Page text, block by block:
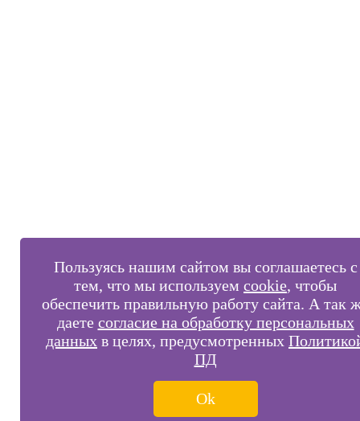
Пользуясь нашим сайтом вы соглашаетесь с
тем, что мы используем cookie, чтобы
обеспечить правильную работу сайта. А так
даете согласие на обработку персональных
данных в целях, предусмотренных
ПД
Ok